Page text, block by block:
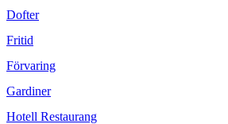
Dofter
Fritid
Förvaring
Gardiner
Hotell Restaurang